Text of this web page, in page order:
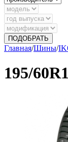
ПОДОБРАТЬ
Главная/Шины/
195/